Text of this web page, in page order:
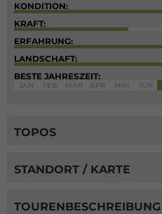
KONDITION:
KRAFT:
ERFAHRUNG:
LANDSCHAFT:
BESTE JAHRESZEIT:
TOPOS
STANDORT / KARTE
TOURENBESCHREIBUNG